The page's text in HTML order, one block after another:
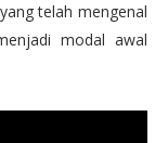
telah mengenal
modal awal